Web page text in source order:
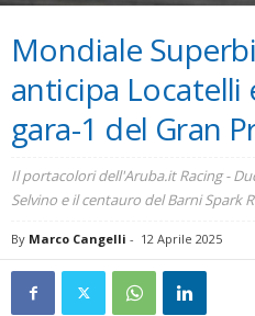
Mondiale
anticipa Locatelli
gara-1 del Gran
Il portacolori dell'Aruba.it Racing -
Selvino e il centauro del Barni Spark
By Marco Cangelli - 12 Aprile 2025